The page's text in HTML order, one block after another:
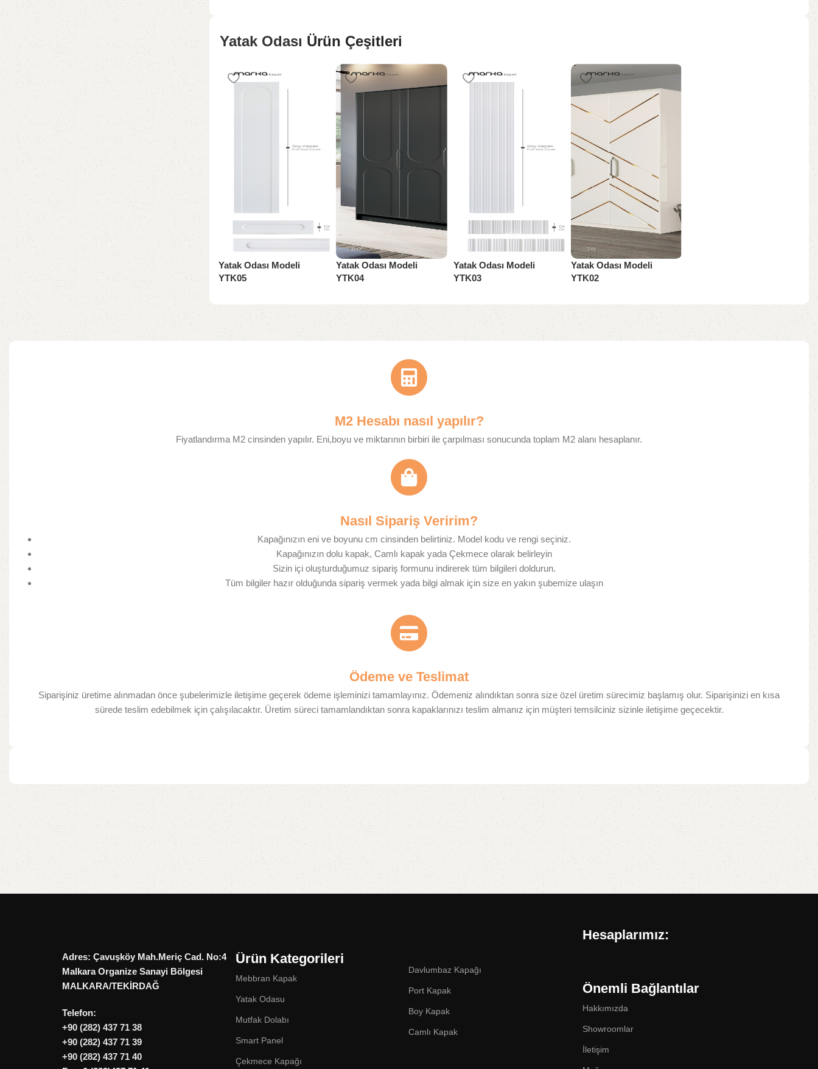
Sipariş Verin
Sipariş vermek için formu indir, bilgileri
doldur ve bizimle iletişme geç.
Sipariş Formu
Yatak Odası Ürün Çeşitleri
Yatak Odası Modeli
YTK05
Yatak Odası
Yatak Odası Modeli
YTK04
Yatak Odası
Yatak Odası Modeli
YTK03
Yatak Odası
Yatak Odası Modeli
YTK02
Yatak Odası
M2 Hesabı nasıl yapılır?
Fiyatlandırma M2 cinsinden yapılır. Eni,boyu ve miktarının birbiri ile çarpılması sonucunda toplam M2 alanı hesaplanır.​
Nasıl Sipariş Veririm?​
Kapağınızın eni ve boyunu cm cinsinden belirtiniz. Model kodu ve rengi seçiniz.
Kapağınızın dolu kapak, Camlı kapak yada Çekmece olarak belirleyin
Sizin içi oluşturduğumuz sipariş formunu indirerek tüm bilgileri doldurun.
Tüm bilgiler hazır olduğunda sipariş vermek yada bilgi almak için size en yakın şubemize ulaşın
Ödeme ve Teslimat​
Siparişiniz üretime alınmadan önce şubelerimizle iletişime geçerek ödeme işleminizi tamamlayınız. Ödemeniz alındıktan sonra size özel üretim sürecimiz başlamış olur. Siparişinizi en kısa
sürede teslim edebilmek için çalışılacaktır. Üretim süreci tamamlandıktan sonra kapaklarınızı teslim almanız için müşteri temsilciniz sizinle iletişime geçecektir.​
Adres: Çavuşköy Mah.Meriç Cad. No:4
Malkara Organize Sanayi Bölgesi
MALKARA/TEKİRDAĞ
Telefon:
+90 (282) 437 71 38
+90 (282) 437 71 39
+90 (282) 437 71 40
Ürün Kategorileri
Mebbran Kapak
Yatak Odasu
Mutfak Dolabı
Smart Panel
Çekmece Kapağı
Davlumbaz Kapağı
Port Kapak
Boy Kapak
Camlı Kapak
Hesaplarımız:
Önemli Bağlantılar
Hakkımızda
Showroomlar
İletişim